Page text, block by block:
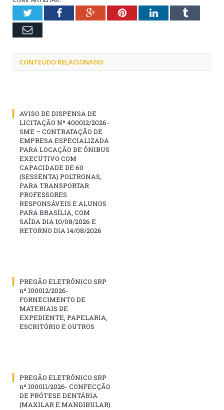
TwitterFacebookGoogle+PinterestLinkedInTumblr
Email
CONTEÚDO RELACIONADO
AVISO DE DISPENSA DE
LICITAÇÃO Nº 400012/2026-
SME – CONTRATAÇÃO DE
EMPRESA ESPECIALIZADA
PARA LOCAÇÃO DE ÔNIBUS
EXECUTIVO COM
CAPACIDADE DE 60
(SESSENTA) POLTRONAS,
PARA TRANSPORTAR
PROFESSORES
RESPONSÁVEIS E ALUNOS
PARA BRASÍLIA, COM
SAÍDA DIA 10/08/2026 E
RETORNO DIA 14/08/2026
PREGÃO ELETRÔNICO SRP
nº 100012/2026-
FORNECIMENTO DE
MATERIAIS DE
EXPEDIENTE, PAPELARIA,
ESCRITÓRIO E OUTROS
PREGÃO ELETRÔNICO SRP
nº 100011/2026- CONFECÇÃO
DE PRÓTESE DENTÁRIA
(MAXILAR E MANDIBULAR).